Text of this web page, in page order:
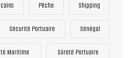
Pêche Shipping
Sécurité Portuaire Sénégal
Maritime Sûreté Portuaire